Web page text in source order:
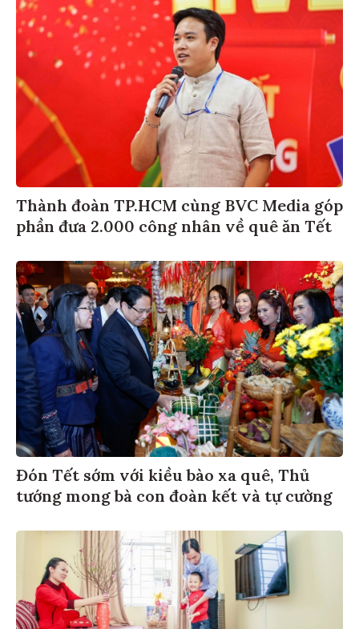
Thành đoàn TP.HCM cùng BVC Media góp
phần đưa 2.000 công nhân về quê ăn Tết
Đón Tết sớm với kiều bào xa quê, Thủ
tướng mong bà con đoàn kết và tự cường